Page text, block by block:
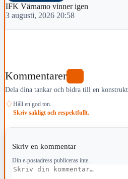
IFK Värnamo vinner igen
3 augusti, 2026 20:58
Kommentarer
Dela dina tankar och bidra till en
♢ Håll en god ton.
Skriv sakligt och respektfullt.
Skriv en kommentar
Din e-postadress publiceras inte.
Kommentar